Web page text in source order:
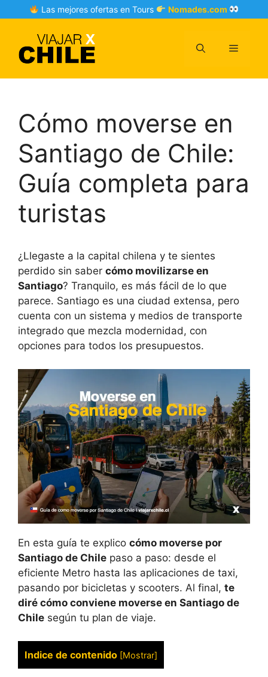
to
Las mejores ofertas en Tours Nomades.com
Menu
Cómo moverse en
Santiago de Chile:
Guía completa para
turistas
¿Llegaste a la capital chilena y te sientes
perdido sin saber cómo movilizarse en
Santiago? Tranquilo, es más fácil de lo que
parece. Santiago es una ciudad extensa, pero
cuenta con un sistema y medios de transporte
integrado que mezcla modernidad, con
opciones para todos los presupuestos.
En esta guía te explico cómo moverse por
Santiago de Chile paso a paso: desde el
eficiente Metro hasta las aplicaciones de taxi,
pasando por bicicletas y scooters. Al final, te
diré cómo conviene moverse en Santiago de
Chile según tu plan de viaje.
Indice de contenido [Mostrar]